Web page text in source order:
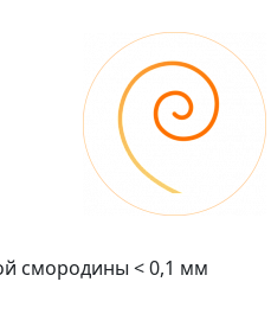
смородины < 0,1 мм